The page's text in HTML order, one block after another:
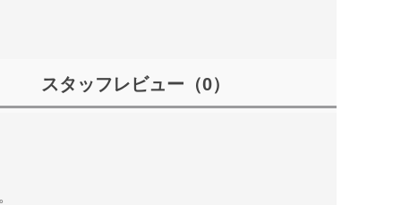
スタッフレビュー （0）